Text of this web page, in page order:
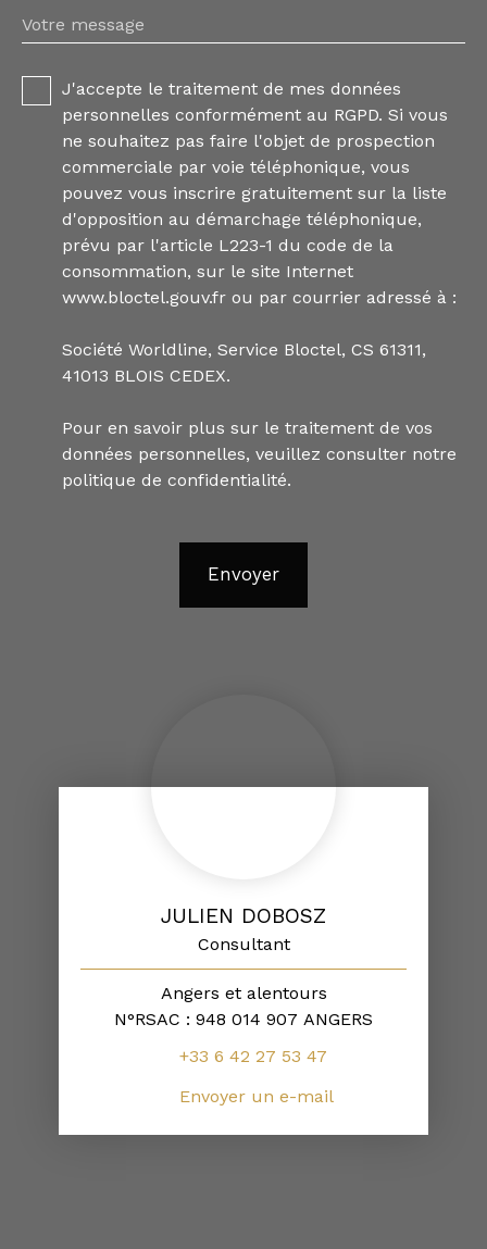
Votre message
J'accepte le traitement de mes données
personnelles conformément au RGPD. Si vous
ne souhaitez pas faire l'objet de prospection
commerciale par voie téléphonique, vous
pouvez vous inscrire gratuitement sur la liste
d'opposition au démarchage téléphonique,
prévu par l'article L223-1 du code de la
consommation, sur le site Internet
www.bloctel.gouv.fr ou par courrier adressé à :
Société Worldline, Service Bloctel, CS 61311,
41013 BLOIS CEDEX.
Pour en savoir plus sur le traitement de vos
données personnelles, veuillez consulter notre
politique de confidentialité.
Envoyer
JULIEN DOBOSZ
Consultant
Angers et alentours
N°RSAC : 948 014 907 ANGERS
+33 6 42 27 53 47
Envoyer un e-mail